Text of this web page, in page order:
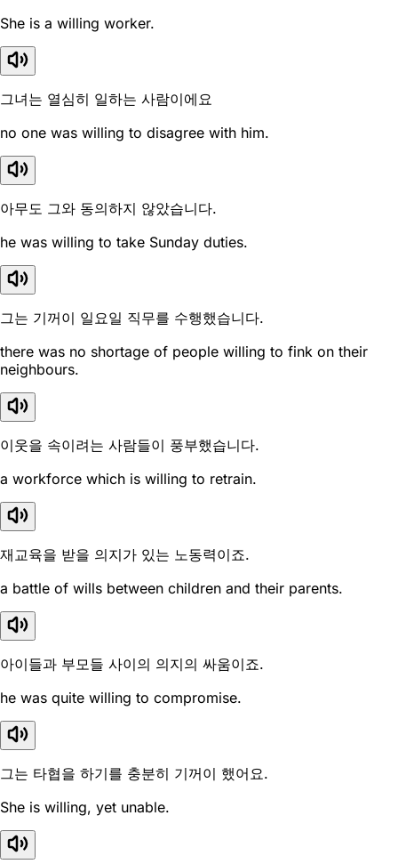
She is a willing worker.
그녀는 열심히 일하는 사람이에요
no one was willing to disagree with him.
아무도 그와 동의하지 않았습니다.
he was willing to take Sunday duties.
그는 기꺼이 일요일 직무를 수행했습니다.
there was no shortage of people willing to fink on their
neighbours.
이웃을 속이려는 사람들이 풍부했습니다.
a workforce which is willing to retrain.
재교육을 받을 의지가 있는 노동력이죠.
a battle of wills between children and their parents.
아이들과 부모들 사이의 의지의 싸움이죠.
he was quite willing to compromise.
그는 타협을 하기를 충분히 기꺼이 했어요.
She is willing, yet unable.